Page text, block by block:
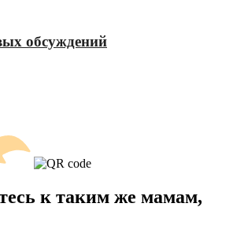
обсуждений
к таким же мамам,